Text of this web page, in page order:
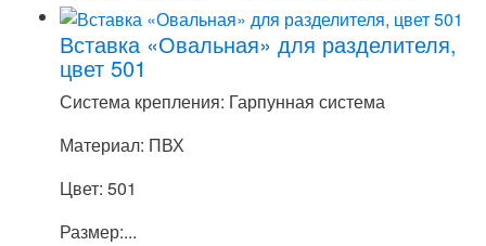
Вставка «Овальная» для разделителя,
цвет 501
Система крепления: Гарпунная система
Материал: ПВХ
Цвет: 501
Размер:...